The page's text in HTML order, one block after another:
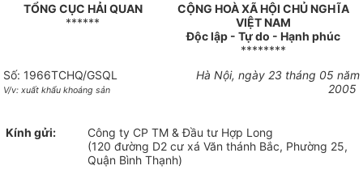
TỔNG CỤC HẢI QUAN
******
CỘNG HOÀ XÃ HỘI CHỦ NGHĨA
VIỆT NAM
Độc lập - Tự do - Hạnh phúc
********
Số: 1966TCHQ/GSQL
V/v: xuất khẩu khoáng sản
Hà Nội, ngày 23 tháng 05 năm
2005
Kính gửi:
Công ty CP TM & Đầu tư Hợp Long
(120 đường D2 cư xá Văn thánh Bắc, Phường 25,
Quận Bình Thạnh)